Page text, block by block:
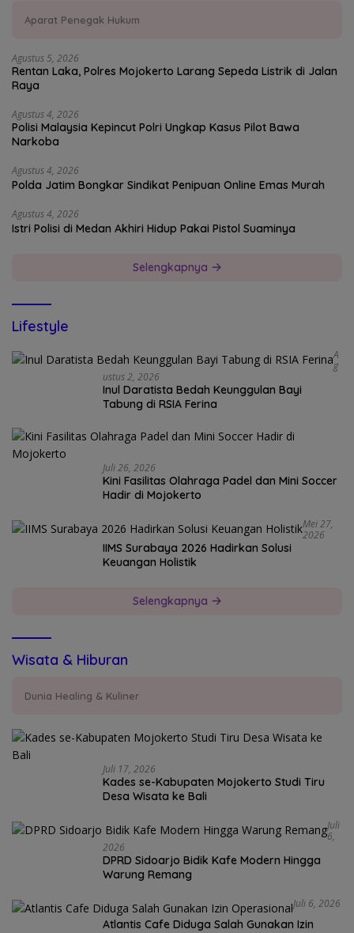
Aparat Penegak Hukum
Agustus 5, 2026
Rentan Laka, Polres Mojokerto Larang Sepeda Listrik di Jalan
Raya
Agustus 4, 2026
Polisi Malaysia Kepincut Polri Ungkap Kasus Pilot Bawa
Narkoba
Agustus 4, 2026
Polda Jatim Bongkar Sindikat Penipuan Online Emas Murah
Agustus 4, 2026
Istri Polisi di Medan Akhiri Hidup Pakai Pistol Suaminya
Selengkapnya
Lifestyle
A
G
Ustus 2, 2026
Inul Daratista Bedah Keunggulan Bayi
Tabung di RSIA Ferina
Juli 26, 2026
Kini Fasilitas Olahraga Padel dan Mini Soccer
Hadir di Mojokerto
Mei 27,
2026
IIMS Surabaya 2026 Hadirkan Solusi
Keuangan Holistik
Selengkapnya
Wisata & Hiburan
Dunia Healing & Kuliner
Juli 17, 2026
Kades se-Kabupaten Mojokerto Studi Tiru
Desa Wisata ke Bali
Juli
6,
2026
DPRD Sidoarjo Bidik Kafe Modern Hingga
Warung Remang
Juli 6, 2026
Atlantis Cafe Diduga Salah Gunakan Izin